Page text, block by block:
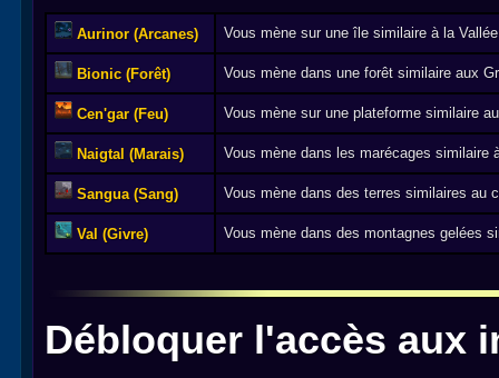
Aurinor (Arcanes) Vous mène sur une île similaire à la
Bionic (Forêt) Vous mène dans une forêt similaire aux
Cen'gar (Feu) Vous mène sur une plateforme similaire
Naigtal (Marais) Vous mène dans les marécages similaire
Sangua (Sang) Vous mène dans des terres similaires au
Val (Givre) Vous mène dans des montagnes gelées
Débloquer l'accès aux